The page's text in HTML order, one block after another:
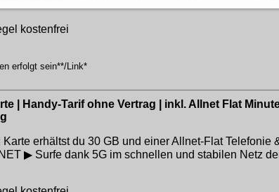
kostenfrei
erfolgt sein**/Link*
| Handy-Tarif ohne Vertrag | inkl. Allnet Flat
erhältst du 30 GB und einer Allnet-Flat
▶ Surfe dank 5G im schnellen und stabilen Netz